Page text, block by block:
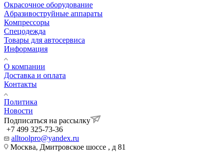
Окрасочное оборудование
Aбразивоструйные аппараты
Компрессоры
Спецодежда
Товары для автосервиса
Информация
О компании
Доставка и оплата
Контакты
Политика
Новости
Подписаться на рассылку
+7 499 325-73-36
alltoolpro@yandex.ru
Москва, Дмитровское шоссе , д 81